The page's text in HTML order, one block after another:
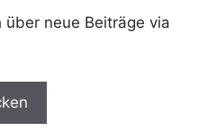
über neue Beiträge via